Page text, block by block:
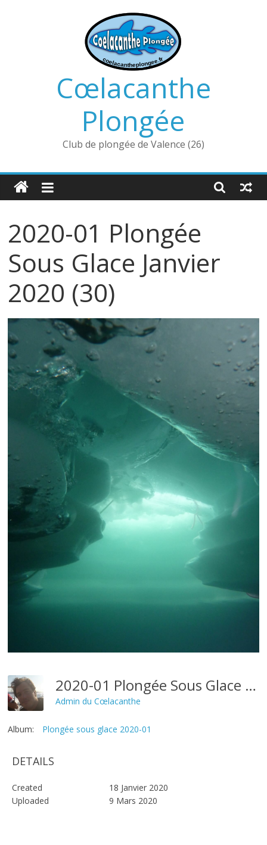
Cœlacanthe
Plongée
Club de plongée de Valence (26)
2020-01 Plongée
Sous Glace Janvier
2020 (30)
2020-01 Plongée Sous Glace Janvier 2020 (30)
Admin du Cœlacanthe
Album: Plongée sous glace 2020-01
DETAILS
Created
18 Janvier 2020
Uploaded
9 Mars 2020